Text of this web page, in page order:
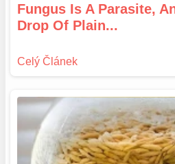
Fungus Is A Parasite,
Drop Of Plain...